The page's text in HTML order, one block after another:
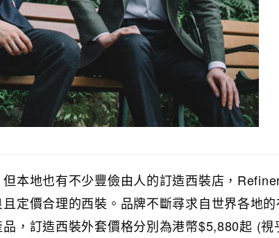
本地也有不少豐儉由人的訂造西裝店，
定價合理的西裝。品牌不斷尋求自世界各地
，訂造西裝外套價格分別為港幣$5,880起 (視